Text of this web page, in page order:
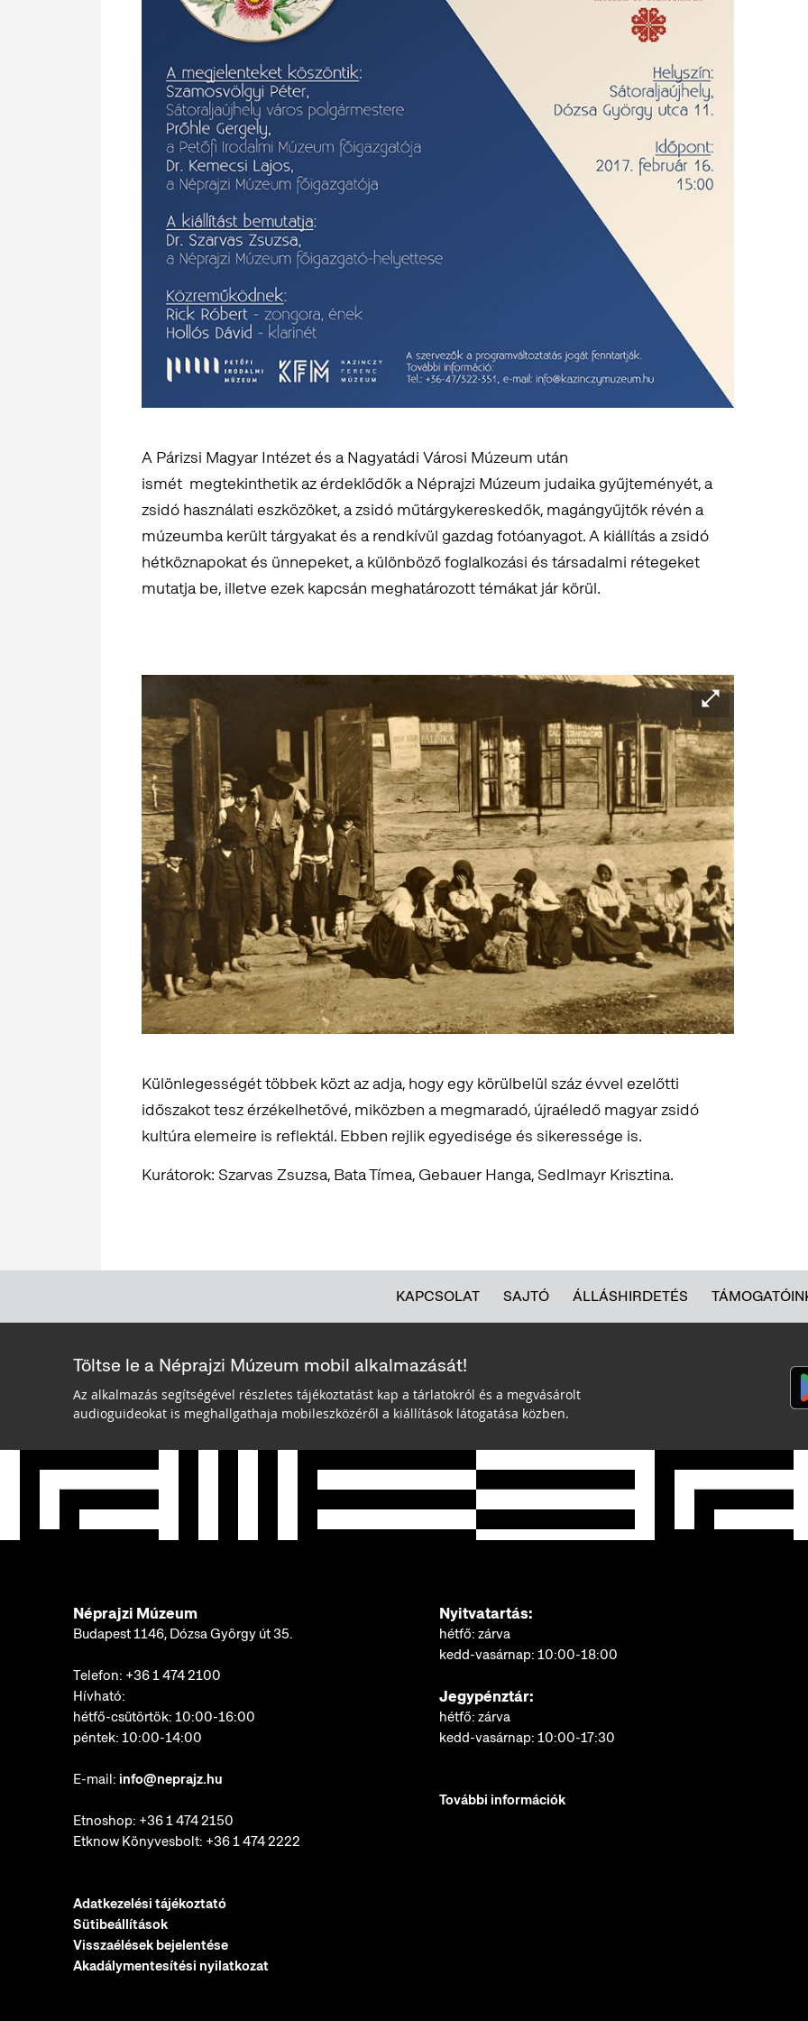
A Párizsi Magyar Intézet és a Nagyatádi Városi Múzeum után
ismét megtekinthetik az érdeklődők a Néprajzi Múzeum judaika gyűjteményét, a
zsidó használati eszközöket, a zsidó műtárgykereskedők, magángyűjtők révén a
múzeumba került tárgyakat és a rendkívül gazdag fotóanyagot. A kiállítás a zsidó
hétköznapokat és ünnepeket, a különböző foglalkozási és társadalmi rétegeket
mutatja be, illetve ezek kapcsán meghatározott témákat jár körül.
Különlegességét többek közt az adja, hogy egy körülbelül száz évvel ezelőtti
időszakot tesz érzékelhetővé, miközben a megmaradó, újraéledő magyar zsidó
kultúra elemeire is reflektál. Ebben rejlik egyedisége és sikeressége is.
Kurátorok: Szarvas Zsuzsa, Bata Tímea, Gebauer Hanga, Sedlmayr Krisztina.
KAPCSOLAT SAJTÓ ÁLLÁSHIRDETÉS
Töltse le a Néprajzi Múzeum mobil alkalmazását!
Az alkalmazás segítségével részletes tájékoztatást kap a tárlatokról és a megvásárolt
audioguideokat is meghallgathaja mobileszközéről a kiállítások látogatása közben.
Néprajzi Múzeum
Budapest 1146, Dózsa György út 35.
Telefon: +36 1 474 2100
Hívható:
hétfő-csütörtök: 10:00-16:00
péntek: 10:00-14:00
E-mail: info@neprajz.hu
Etnoshop: +36 1 474 2150
Etknow Könyvesbolt: +36 1 474 2222
Adatkezelési tájékoztató
Sütibeállítások
Visszaélések bejelentése
Akadálymentesítési nyilatkozat
Nyitvatartás:
hétfő: zárva
kedd-vasárnap: 10:00-18:00
Jegypénztár:
hétfő: zárva
kedd-vasárnap: 10:00-17:30
További információk